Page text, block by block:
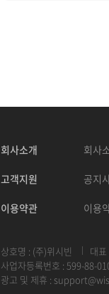
회사소개 회사
고객지원 공지
이용약관 이용
상호명 : (주)위시빈 대표
사업자등록번호 : 599-88-
광고 및 제휴 :